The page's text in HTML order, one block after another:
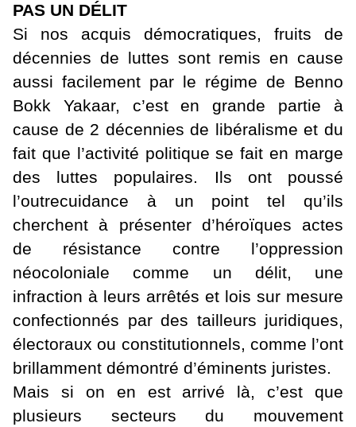
PAS UN DÉLIT
Si nos acquis démocratiques, fruits de
décennies de luttes sont remis en cause
aussi facilement par le régime de Benno
Bokk Yakaar, c’est en grande partie à
cause de 2 décennies de libéralisme et du
fait que l’activité politique se fait en marge
des luttes populaires. Ils ont poussé
l’outrecuidance à un point tel qu’ils
cherchent à présenter d’héroïques actes
de résistance contre l’oppression
néocoloniale comme un délit, une
infraction à leurs arrêtés et lois sur mesure
confectionnés par des tailleurs juridiques,
électoraux ou constitutionnels, comme l’ont
brillamment démontré d’éminents juristes.
Mais si on en est arrivé là, c’est que
plusieurs secteurs du mouvement